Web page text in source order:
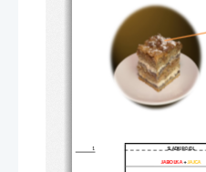
1 SLADKI ROJOL
JABOLKA +JAJCA